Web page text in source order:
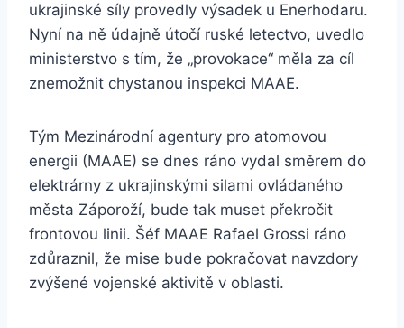
ukrajinské síly provedly výsadek u Enerhodaru.
Nyní na ně údajně útočí ruské letectvo, uvedlo
ministerstvo s tím, že „provokace“ měla za cíl
znemožnit chystanou inspekci MAAE.
Tým Mezinárodní agentury pro atomovou
energii (MAAE) se dnes ráno vydal směrem do
elektrárny z ukrajinskými silami ovládaného
města Záporoží, bude tak muset překročit
frontovou linii. Šéf MAAE Rafael Grossi ráno
zdůraznil, že mise bude pokračovat navzdory
zvýšené vojenské aktivitě v oblasti.